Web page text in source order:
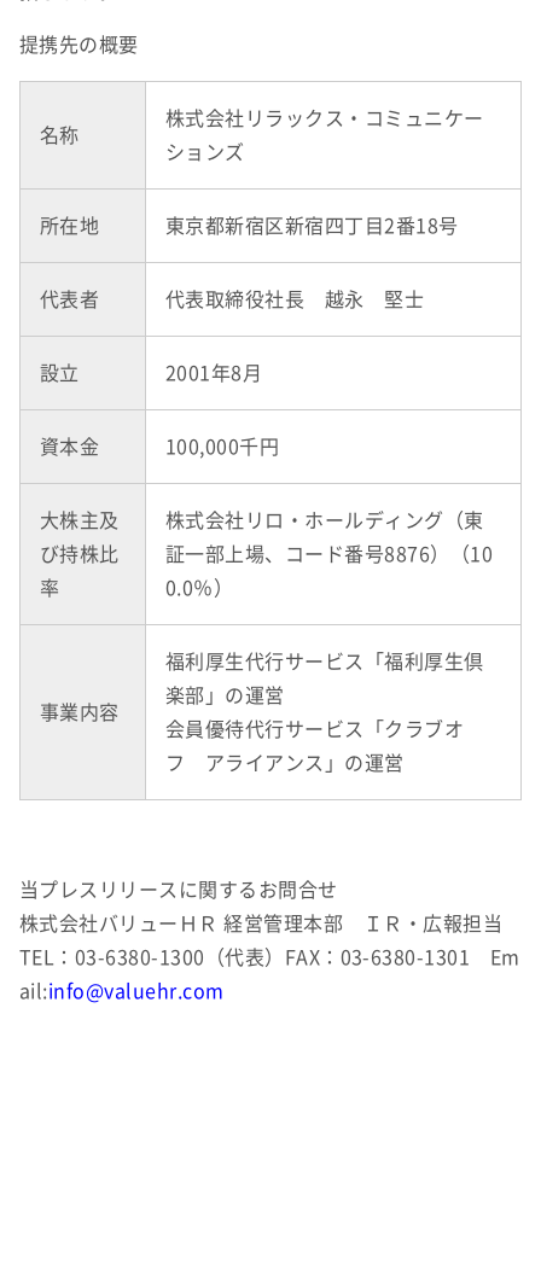
提携先の概要
名称
株式会社リラックス・コミュニケー
ションズ
所在地 東京都新宿区新宿四丁目2番18号
代表者 代表取締役社長 越永 堅士
設立 2001年8月
資本金 100,000千円
大株主及
び持株比
率
株式会社リロ・ホールディング（東
証一部上場、コード番号8876）（10
0.0％）
事業内容
福利厚生代行サービス「福利厚生倶
楽部」の運営
会員優待代行サービス「クラブオ
フ アライアンス」の運営
当プレスリリースに関するお問合せ
株式会社バリューＨＲ 経営管理本部 ＩＲ・広報担当
TEL：03-6380-1300（代表）FAX：03-6380-1301 Em
ail:info@valuehr.com